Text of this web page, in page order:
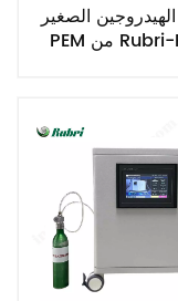
الصغير
PEM من Rubri-P3-